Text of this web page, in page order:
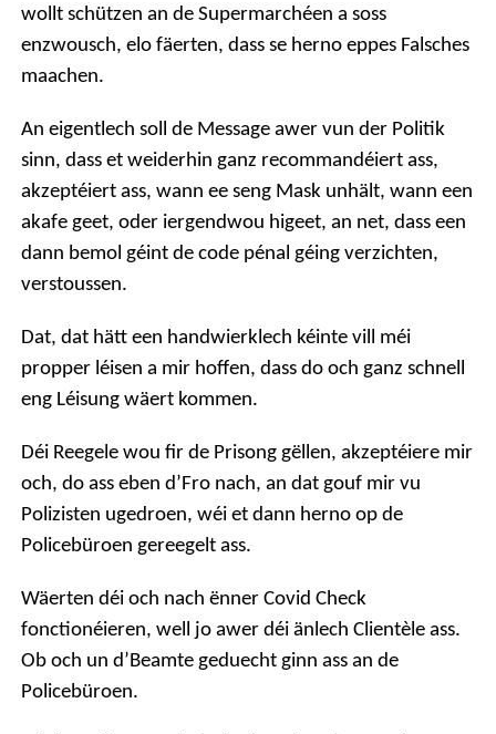
wollt schützen an de Supermarchéen a soss
enzwousch, elo fäerten, dass se herno eppes Falsches
maachen.
An eigentlech soll de Message awer vun der Politik
sinn, dass et weiderhin ganz recommandéiert ass,
akzeptéiert ass, wann ee seng Mask unhält, wann een
akafe geet, oder iergendwou higeet, an net, dass een
dann bemol géint de code pénal géing verzichten,
verstoussen.
Dat, dat hätt een handwierklech kéinte vill méi
propper léisen a mir hoffen, dass do och ganz schnell
eng Léisung wäert kommen.
Déi Reegele wou fir de Prisong gëllen, akzeptéiere mir
och, do ass eben d’Fro nach, an dat gouf mir vu
Polizisten ugedroen, wéi et dann herno op de
Policebüroen gereegelt ass.
Wäerten déi och nach ënner Covid Check
fonctionéieren, well jo awer déi änlech Clientèle ass.
Ob och un d’Beamte geduecht ginn ass an de
Policebüroen.